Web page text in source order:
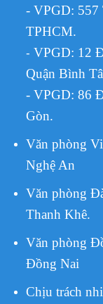
- VPGD: 557
TPHCM.
- VPGD: 12
Quận Bình
- VPGD: 86
Gòn.
Văn phòng
Nghệ An
Văn phòng
Thanh Khê.
Văn phòng
Đồng Nai
Chịu trách